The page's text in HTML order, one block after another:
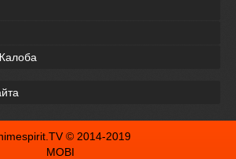
© 2014-2019
MOBI